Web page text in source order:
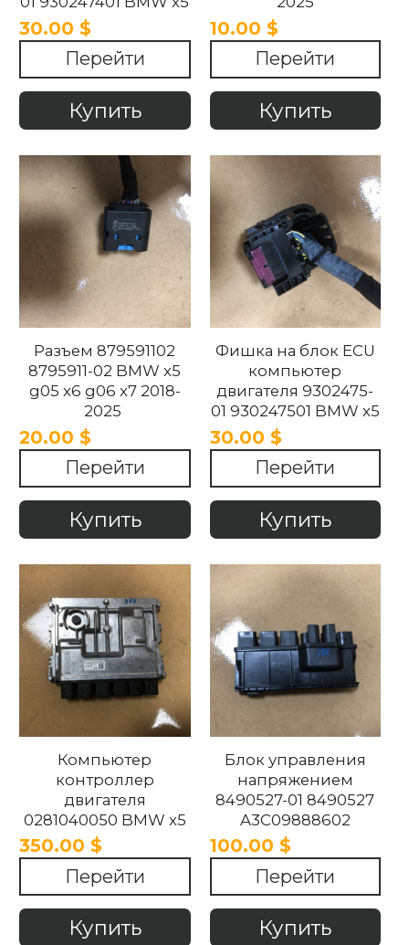
g05 x6 g06 x7 2018-
2025
30.00 $
Перейти
Купить
10.00 $
Перейти
Купить
Разъем 879591102
8795911-02 BMW x5
g05 x6 g06 x7 2018-
2025
20.00 $
Перейти
Купить
Фишка на блок ECU
компьютер
двигателя 9302475-
01 930247501 BMW x5
g05 x6 g06 x7 2018-
2025
30.00 $
Перейти
Купить
Компьютер
контроллер
двигателя
0281040050 BMW x5
g05 x6 g06 x7 2018-
2024
350.00 $
Перейти
Купить
Блок управления
напряжением
8490527-01 8490527
A3C09888602
23b1731c0013 BMW
X7 G07 2018-2024
100.00 $
Перейти
Купить